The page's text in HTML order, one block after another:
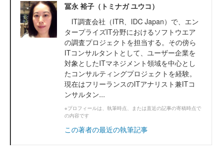
冨永 裕子（トミナガ ユウコ）
IT調査会社（ITR、IDC Japan）で、エン
タープライズIT分野におけるソフトウエア
の調査プロジェクトを担当する。その傍ら
ITコンサルタントとして、ユーザー企業を
対象としたITマネジメント領域を中心とし
たコンサルティングプロジェクトを経験。
現在はフリーランスのITアナリスト兼ITコ
ンサルタン...
※プロフィールは、執筆時点、または直近の記事の寄稿時点で
の内容です
この著者の最近の執筆記事